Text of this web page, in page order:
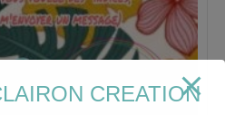
CREATION